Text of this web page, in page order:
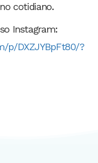
cotidiano.
Instagram:
p/DXZJYBpFt80/?